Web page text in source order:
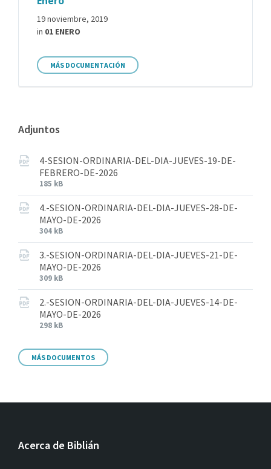
19 noviembre, 2019
in 01 ENERO
MÁS DOCUMENTACIÓN
Adjuntos
4-SESION-ORDINARIA-DEL-DIA-JUEVES-19-DE-
FEBRERO-DE-2026
185 kB
4.-SESION-ORDINARIA-DEL-DIA-JUEVES-28-DE-
MAYO-DE-2026
304 kB
3.-SESION-ORDINARIA-DEL-DIA-JUEVES-21-DE-
MAYO-DE-2026
309 kB
2.-SESION-ORDINARIA-DEL-DIA-JUEVES-14-DE-
MAYO-DE-2026
298 kB
MÁS DOCUMENTOS
Acerca de Biblián